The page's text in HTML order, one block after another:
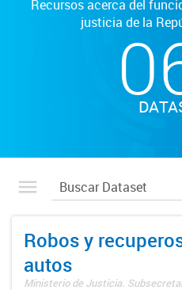
Recursos acerca del
justicia de la
Robos y
autos
Ministerio de Justicia.